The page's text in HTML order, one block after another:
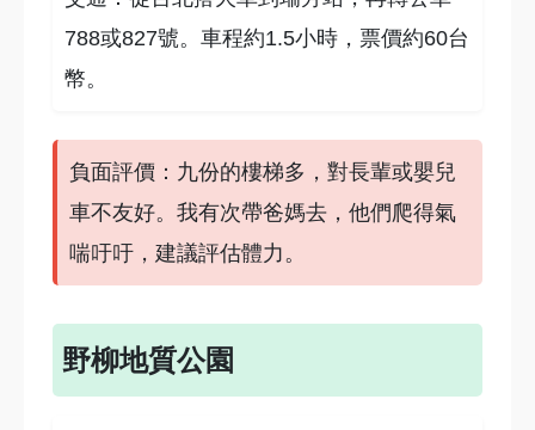
788或827號。車程約1.5小時，票價約60台
幣。
負面評價：九份的樓梯多，對長輩或嬰兒
車不友好。我有次帶爸媽去，他們爬得氣
喘吁吁，建議評估體力。
野柳地質公園